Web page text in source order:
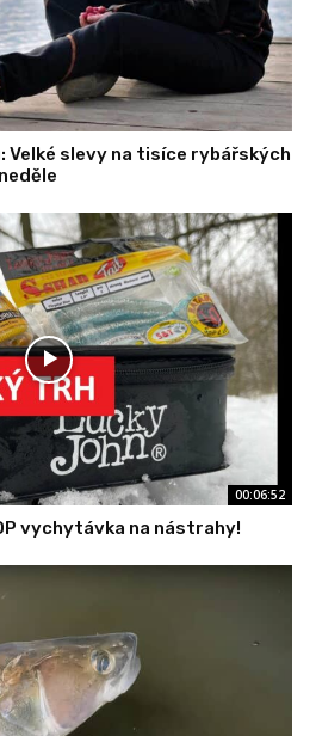
Velké slevy na tisíce rybářských
00:06:52
vychytávka na nástrahy!